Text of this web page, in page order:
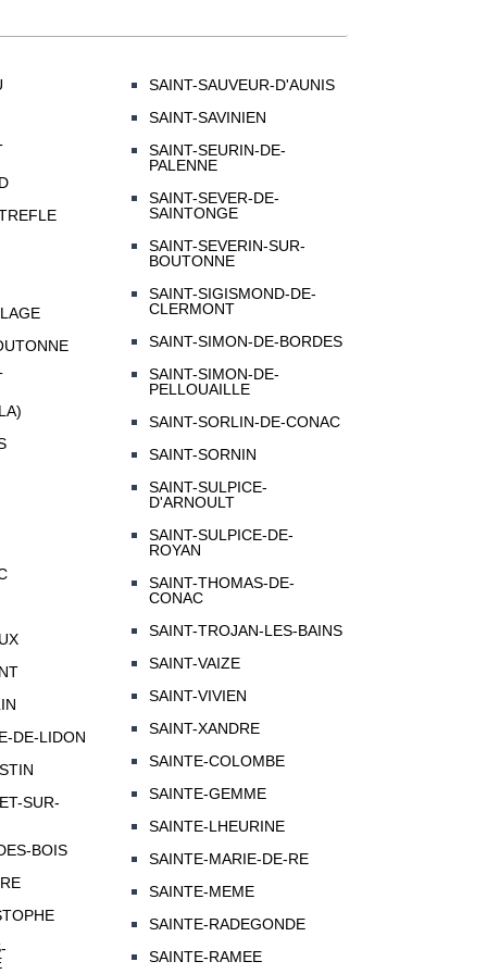
DE-LIDON
SUR-
BOIS
SAINT-SAUVEUR-D'AUNIS
SAINT-SAVINIEN
SAINT-SEURIN-DE-
PALENNE
SAINT-SEVER-DE-
SAINTONGE
SAINT-SEVERIN-SUR-
BOUTONNE
SAINT-SIGISMOND-DE-
CLERMONT
SAINT-SIMON-DE-BORDES
SAINT-SIMON-DE-
PELLOUAILLE
SAINT-SORLIN-DE-CONAC
SAINT-SORNIN
SAINT-SULPICE-
D'ARNOULT
SAINT-SULPICE-DE-
ROYAN
SAINT-THOMAS-DE-
CONAC
SAINT-TROJAN-LES-BAINS
SAINT-VAIZE
SAINT-VIVIEN
SAINT-XANDRE
SAINTE-COLOMBE
SAINTE-GEMME
SAINTE-LHEURINE
SAINTE-MARIE-DE-RE
SAINTE-MEME
SAINTE-RADEGONDE
SAINTE-RAMEE